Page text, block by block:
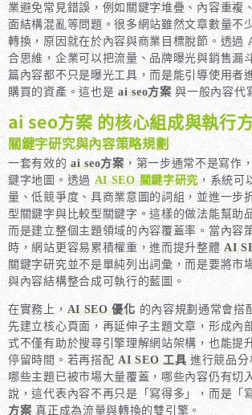
業避免常見錯誤，例如關鍵字堆疊、內容重複
面結構混亂等問題。很多網站雖然文章數量不
轉換，原因就在於內容與商業目標脫節。透過
合思維，企業可以把流量、品牌曝光與銷售漏
篇內容都不只是曝光工具，而是能引導使用者
購買的資產。這也是 ai seo方案與一般內容代
ai seo方案 的核心組成與執行
關鍵字研究與內容策略規劃
一套有效的ai seo方案，第一步通常不是寫作
鍵字地圖。透過 AI SEO 關鍵字研究 ，系統可
量、低競爭度、具商業意圖的詞組，並進一步
型關鍵字與比較型關鍵字。這樣的做法能幫助
而是建立整個主題領域的內容覆蓋率。當內容
時，網站更容易累積權重，進而提升整體AI
關鍵字研究並不是單純列出詞彙，而是要將市
與內容結構整合成可執行的藍圖。
在實務上，AI SEO 優化的內容規劃通常會搭
先建立核心頁面，再延伸子主題文章，形成內
式不僅有助於搜尋引擎理解網站架構，也能提
停留時間。若再搭配 AI SEO 工具 進行競品分
哪些主題已被市場大量覆蓋，哪些內容仍有切
說，這代表內容不再只是「寫得多」，而是「
方案 真正成為流量與轉換的雙引擎。